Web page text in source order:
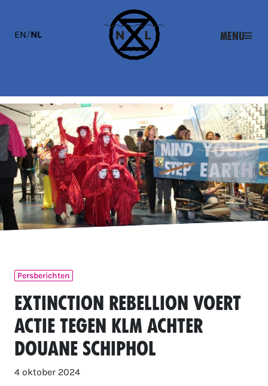
EN/NL Menu
Persberichten
Extinction Rebellion voert
actie tegen KLM achter
douane Schiphol
4 oktober 2024